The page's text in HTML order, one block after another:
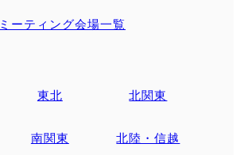
ミーティング会場一覧
東北 北関東
南関東 北陸・信越